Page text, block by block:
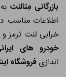
بازرگانی مِتالنتبه
اطلاعات مناسب
خرابی لنت ترمز و
خودرو های ایرانی
اندازیفروشگاه